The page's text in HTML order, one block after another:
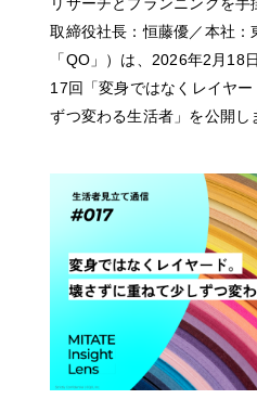
リサーチとプランニングを
取締役社長：恒藤優／本社：
「QO」）は、2026年2月18
17回「変身ではなくレイヤ
ずつ変わる生活者」を公開し